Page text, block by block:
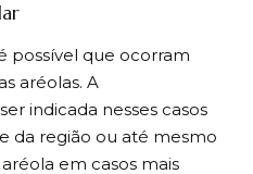
possível que ocorram
aréolas. A
indicada nesses casos
da região ou até mesmo
em casos mais